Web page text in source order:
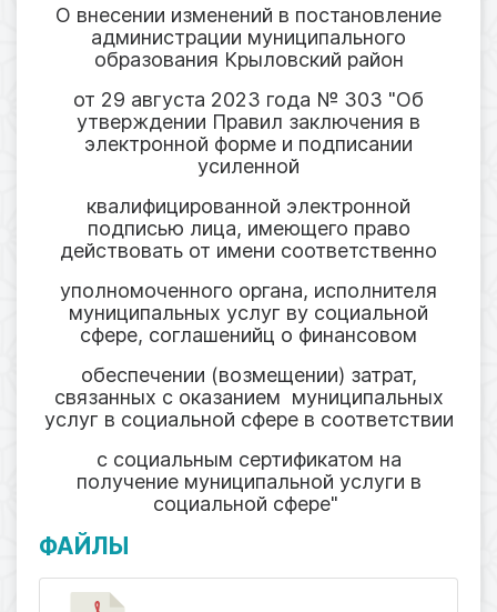
О внесении изменений в постановление
администрации муниципального
образования Крыловский район
от 29 августа 2023 года № 303 "Об
утверждении Правил заключения в
электронной форме и подписании
усиленной
квалифицированной электронной
подписью лица, имеющего право
действовать от имени соответственно
уполномоченного органа, исполнителя
муниципальных услуг ву социальной
сфере, соглашенийц о финансовом
обеспечении (возмещении) затрат,
связанных с оказанием муниципальных
услуг в социальной сфере в соответствии
с социальным сертификатом на
получение муниципальной услуги в
социальной сфере"
ФАЙЛЫ